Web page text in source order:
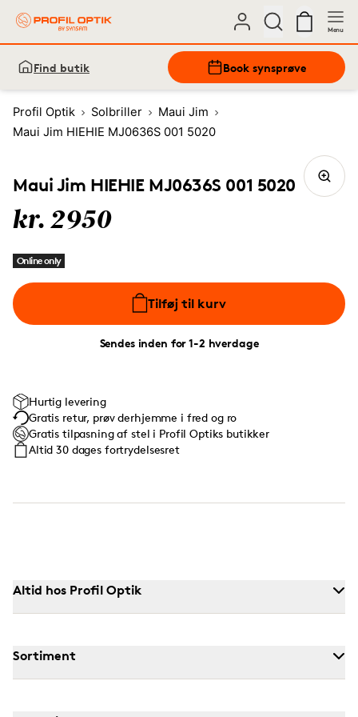
Menu
Find butik Book synsprøve
Profil Optik Solbriller
Maui Jim
Maui Jim HIEHIE MJ0636S 001 5020
Maui Jim HIEHIE MJ0636S 001 5020
kr. 2950
Online only
Tilføj til kurv
Sendes inden for 1-2 hverdage
Hurtig levering
Gratis retur, prøv derhjemme i fred og ro
Gratis tilpasning af stel i Profil Optiks butikker
Altid 30 dages fortrydelsesret
Altid hos Profil Optik
Sortiment